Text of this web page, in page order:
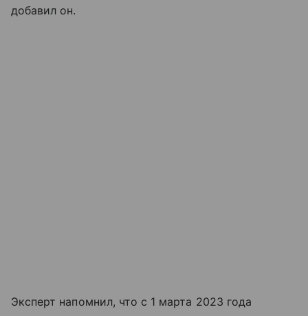
добавил он.
Эксперт напомнил, что с 1 марта 2023 года